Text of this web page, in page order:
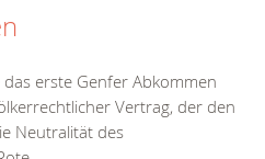
erste Genfer Abkommen
Vertrag, der den
Neutralität des